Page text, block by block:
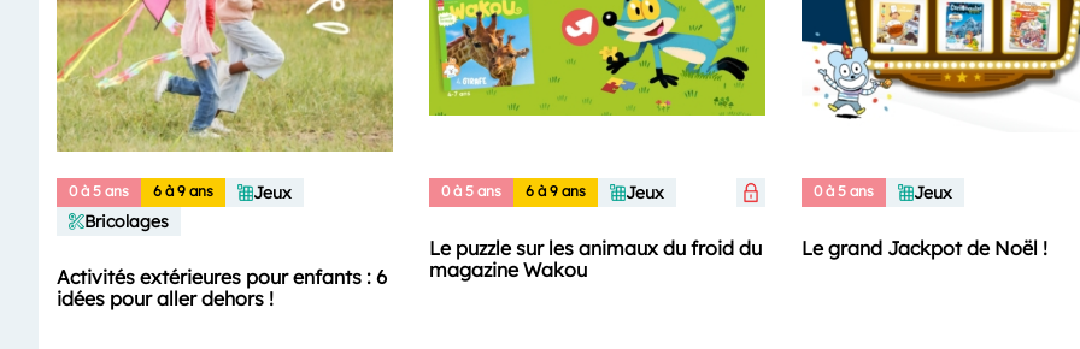
0 à 5 ans 6 à 9 ans
Jeux
Bricolages
Activités extérieures pour enfants : 6
idées pour aller dehors !
0 à 5 ans 6 à 9 ans Jeux
Le puzzle sur les animaux du froid du
magazine Wakou
0 à 5 ans Jeux
Le grand Jackpot de Noël !